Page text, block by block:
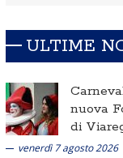
ULTIME
nuova
di
venerdì 7 agosto 2026